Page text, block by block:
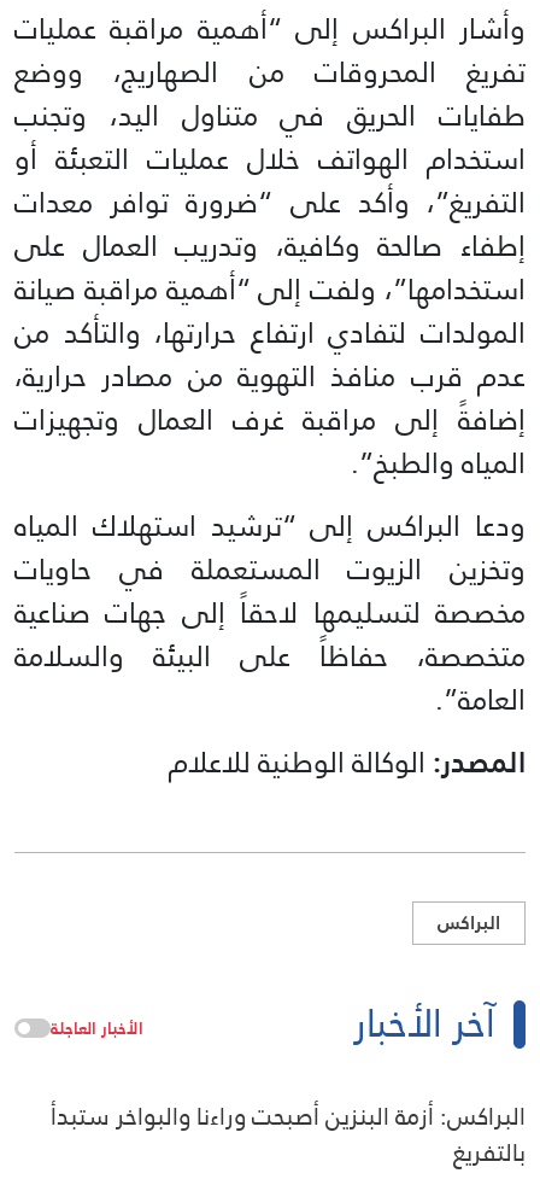
وأشار البراكس إلى “أهمية مراقبة عمليات
تفريغ المحروقات من الصهاريج، ووضع
طفايات الحريق في متناول اليد، وتجنب
استخدام الهواتف خلال عمليات التعبئة أو
التفريغ”، وأكد على “ضرورة توافر معدات
إطفاء صالحة وكافية، وتدريب العمال على
استخدامها”، ولفت إلى “أهمية مراقبة صيانة
المولدات لتفادي ارتفاع حرارتها، والتأكد من
عدم قرب منافذ التهوية من مصادر حرارية،
إضافةً إلى مراقبة غرف العمال وتجهيزات
المياه والطبخ”.
ودعا البراكس إلى “ترشيد استهلاك المياه
وتخزين الزيوت المستعملة في حاويات
مخصصة لتسليمها لاحقاً إلى جهات صناعية
متخصصة، حفاظاً على البيئة والسلامة
العامة”.
المصدر: الوكالة الوطنية للاعلام
البراكس
آخر الأخبار الأخبار العاجلة
البراكس: أزمة البنزين أصبحت وراءنا والبواخر ستبدأ
بالتفريغ